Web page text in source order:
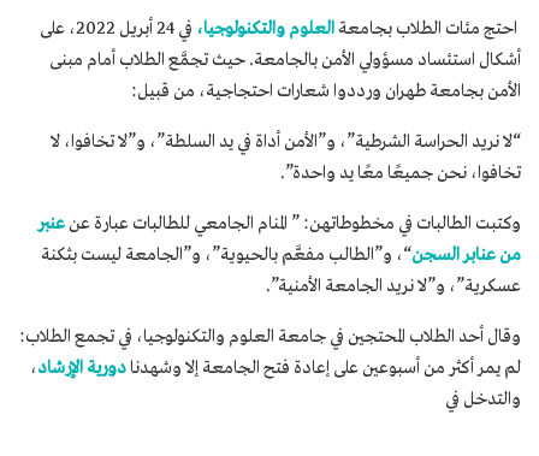
احتج مئات الطلاب بجامعة العلوم والتكنولوجيا،
في 24 أبريل 2022، على
أشكال استئساد مسؤولي الأمن بالجامعة. حيث تجمَّع الطلاب أمام مبنى
الأمن بجامعة طهران ورددوا شعارات احتجاجية، من قبيل:
“لا نريد الحراسة الشرطية”، و”الأمن أداة في يد السلطة”، و”لا تخافوا، لا
تخافوا، نحن جميعًا معًا يد واحدة”.
وكتبت الطالبات في مخطوطاتهن: ” المنام الجامعي للطالبات عبارة عن عنبر
من عنابر السجن“، و”الطالب مفعَّم بالحيوية”، و”الجامعة ليست بثكنة
عسكرية”، و”لا نريد الجامعة الأمنية”.
وقال أحد الطلاب المحتجين في جامعة العلوم والتكنولوجيا، في تجمع الطلاب:
لم يمر أكثر من أسبوعين على إعادة فتح الجامعة إلا وشهدنادورية الإرشاد،
والتدخل في